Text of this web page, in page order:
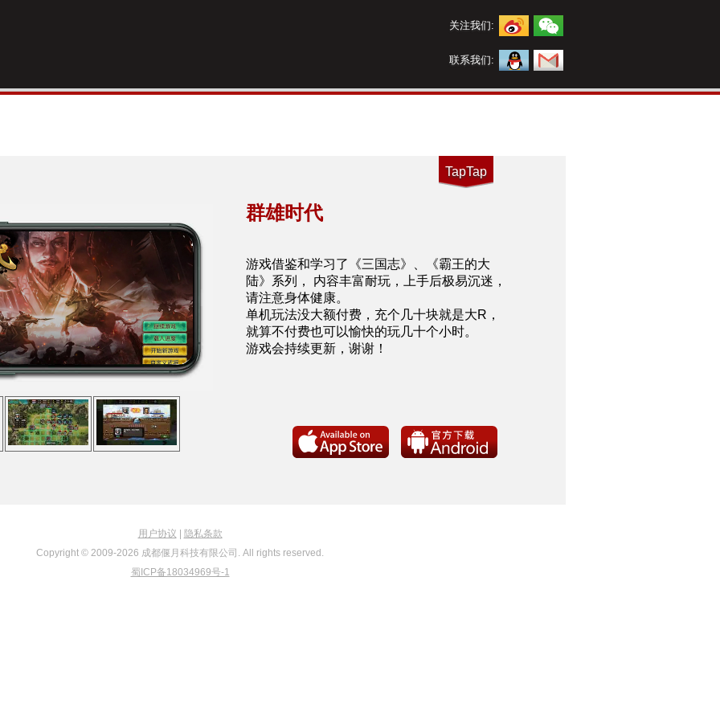
关注我们:
联系我们:
TapTap
群雄时代
游戏借鉴和学习了《三国志》、《霸王的大
陆》系列， 内容丰富耐玩，上手后极易沉迷，
请注意身体健康。
单机玩法没大额付费，充个几十块就是大R，
就算不付费也可以愉快的玩几十个小时。
游戏会持续更新，谢谢！
用户协议 | 隐私条款
Copyright © 2009-2026 成都偃月科技有限公司. All rights reserved.
蜀ICP备18034969号-1